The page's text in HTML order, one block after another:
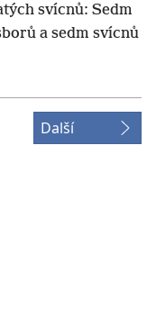
svícnů: Sedm
a sedm svícnů
Další